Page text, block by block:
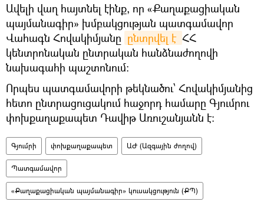
Ավելի վաղ հայտնել էինք, որ «Քաղաքացիական
պայմանագիր» խմբակցության պատգամավոր
Վահագն Հովակիմյանը ընտրվել է ՀՀ
կենտրոնական ընտրական հանձնաժողովի
նախագահի պաշտոնում։
Որպես պատգամավորի թեկնածու՝ Հովակիմյանից
հետո ընտրացուցակում հաջորդ համարը Գյումրու
փոխքաղաքապետ Դավիթ Առուշանյանն է։
Գյումրի փոխքաղաքապետ ԱԺ (Ազգային ժողով)
Պատգամավոր
«Քաղաքացիական պայմանագիր» կուսակցություն (ՔՊ)